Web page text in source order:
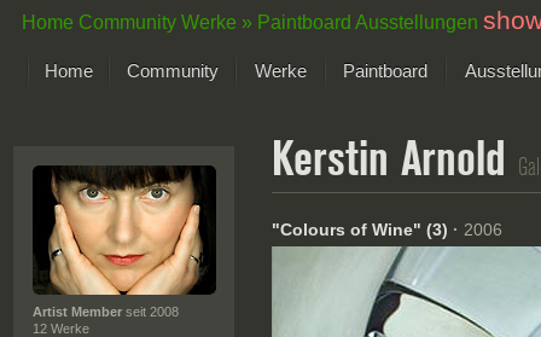
Home Community Werke » Paintboard Ausstellungen
Home Community Werke
Der letzte Monat im Fokus
Alle Fokus-Werke
Fokus-Werke
Neue Werke – Auswahl
Alle neuen Werke
Paintboard
Artist Memberseit 2008
12 Werke
Kerstin Arnold
"Colours of Wine" (3) · 2006